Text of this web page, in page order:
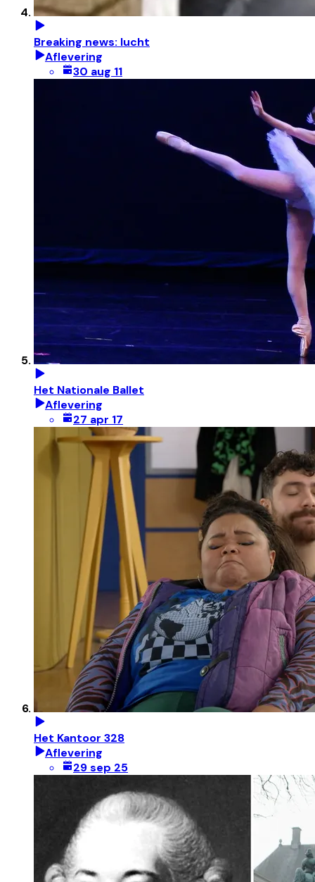
Breaking news: lucht
Aflevering
30 aug 11
Het Nationale Ballet
Aflevering
27 apr 17
Het Kantoor 328
Aflevering
29 sep 25